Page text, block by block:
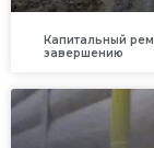
Капитальный
завершению